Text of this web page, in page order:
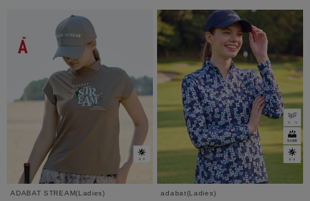
ADABAT STREAM(Ladies)
adabat(Ladies)